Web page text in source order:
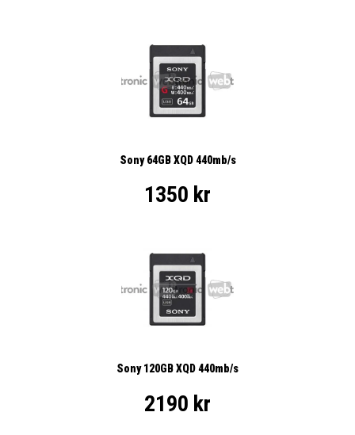
Sony 64GB XQD 440mb/s
1350 kr
Sony 120GB XQD 440mb/s
2190 kr